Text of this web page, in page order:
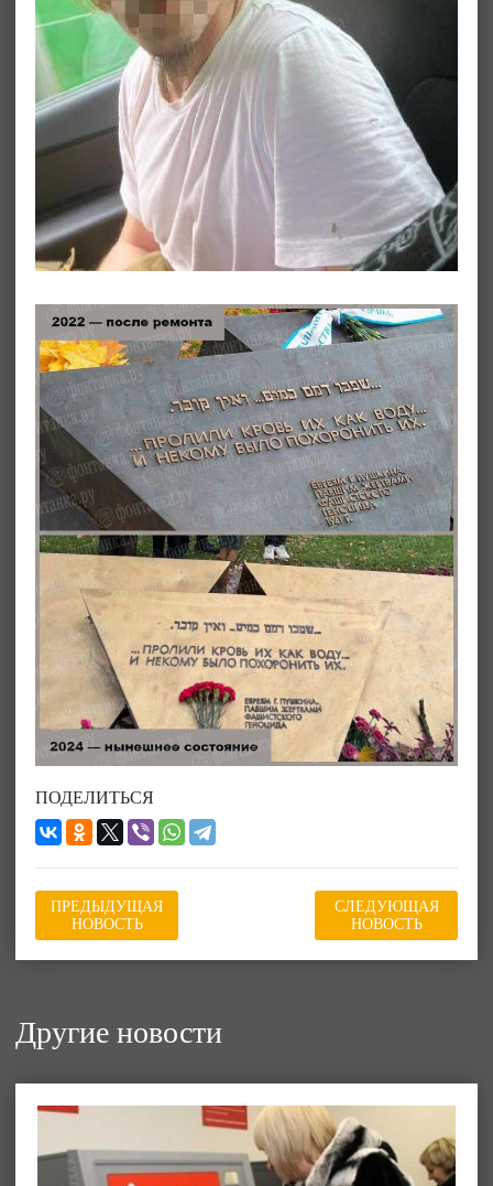
ПОДЕЛИТЬСЯ
ПРЕДЫДУЩАЯ
НОВОСТЬ
СЛЕДУЮЩАЯ
НОВОСТЬ
Другие новости